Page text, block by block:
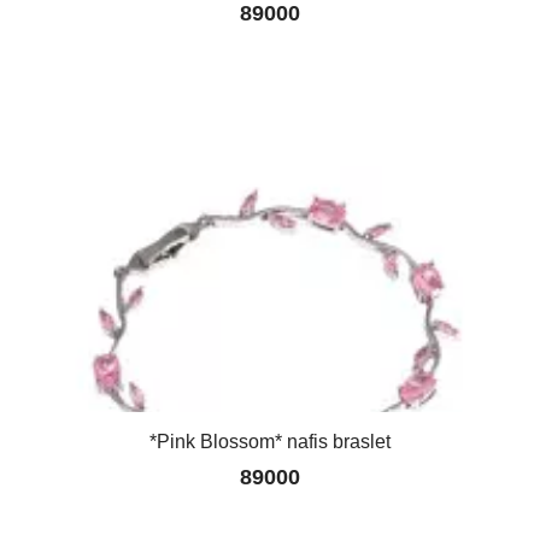
89000
*Pink Blossom* nafis braslet
89000